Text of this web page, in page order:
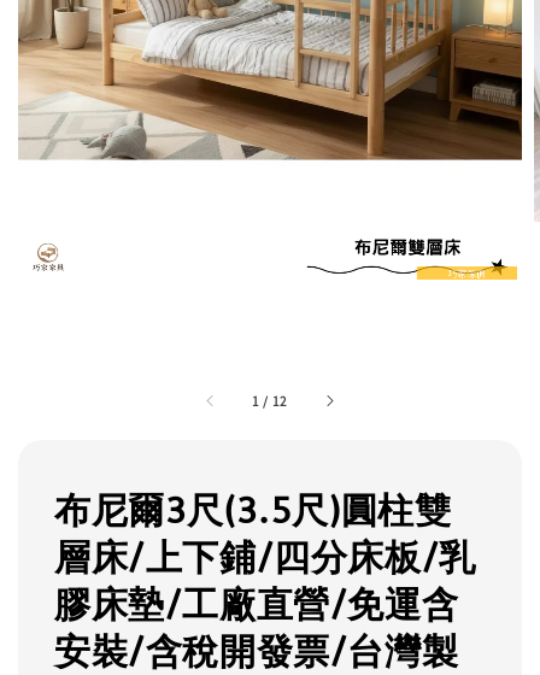
1 / 12
布尼爾3尺(3.5尺)圓柱雙
層床/上下鋪/四分床板/乳
膠床墊/工廠直營/免運含
安裝/含稅開發票/台灣製